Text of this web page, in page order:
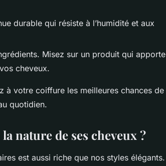
durable qui résiste à l’humidité et aux
Misez sur un produit qui apporte
cheveux.
à votre coiffure les meilleures chances de
quotidien.
nature de ses cheveux ?
est aussi riche que nos styles élégants.